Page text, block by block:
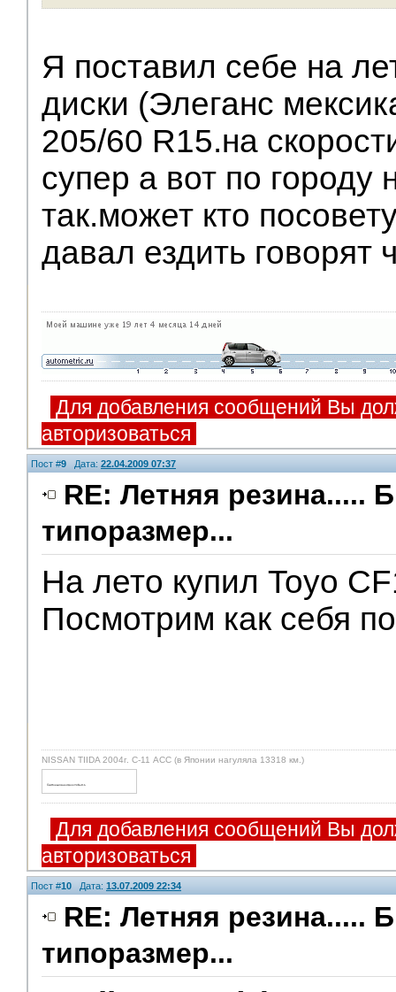
Я поставил себе на
диски (Элеганс
205/60 R15.на
супер а вот по городу
так.может кто
давал ездить говорят
Для добавления сообщений Вы
авторизоваться
Пост #9 Дата: 22.04.2009 07:37
RE: Летняя резина.....
типоразмер...
На лето купил Toyo
Посмотрим как себя
NISSAN TIIDA 2004г. С-11 ACC (в Японии нагуляла 13318 км.)
Для добавления сообщений Вы
авторизоваться
Пост #10 Дата: 13.07.2009 22:34
RE: Летняя резина.....
типоразмер...